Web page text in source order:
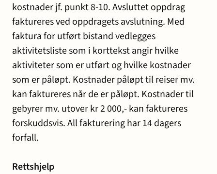
kostnader jf. punkt 8-10. Avsluttet oppdrag
faktureres ved oppdragets avslutning. Med
faktura for utført bistand vedlegges
aktivitetsliste som i korttekst angir hvilke
aktiviteter som er utført og hvilke kostnader
som er påløpt. Kostnader påløpt til reiser mv.
kan faktureres når de er påløpt. Kostnader til
gebyrer mv. utover kr 2 000,- kan faktureres
forskuddsvis. All fakturering har 14 dagers
forfall.
Rettshjelp